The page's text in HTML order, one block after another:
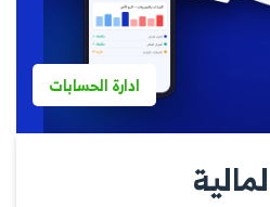
ادارة الحسابات